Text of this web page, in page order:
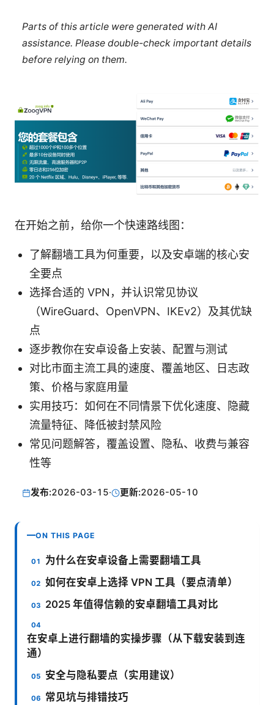
Parts of this article were generated with AI
assistance. Please double-check important details
before relying on them.
在开始之前，给你一个快速路线图：
了解翻墙工具为何重要，以及安卓端的核心安
全要点
选择合适的 VPN，并认识常见协议
（WireGuard、OpenVPN、IKEv2）及其优缺
点
逐步教你在安卓设备上安装、配置与测试
对比市面主流工具的速度、覆盖地区、日志政
策、价格与家庭用量
实用技巧：如何在不同情景下优化速度、隐藏
流量特征、降低被封禁风险
常见问题解答，覆盖设置、隐私、收费与兼容
性等
发布:2026-03-15· 更新:2026-05-10
ON THIS PAGE
为什么在安卓设备上需要翻墙工具
如何在安卓上选择 VPN 工具（要点清单）
2025 年值得信赖的安卓翻墙工具对比
在安卓上进行翻墙的实操步骤（从下载安装到连
通）
安全与隐私要点（实用建议）
常见坑与排错技巧